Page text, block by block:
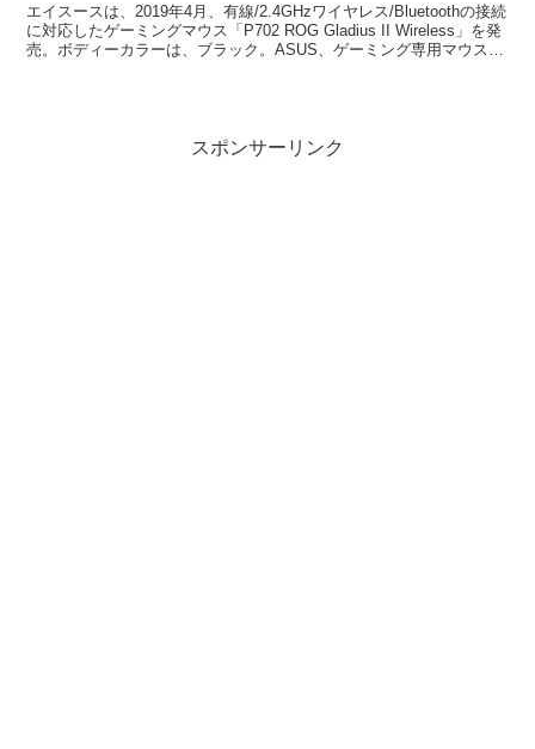
エイスースは、2019年4月、有線/2.4GHzワイヤレス/Bluetoothの接続
に対応したゲーミングマウス「P702 ROG Gladius II Wireless」を発
売。ボディーカラーは、ブラック。ASUS、ゲーミング専用マウス
スポンサーリンク